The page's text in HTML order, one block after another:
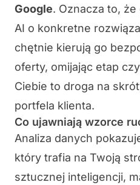
Google. Oznacza to,
AI o konkretne
chętnie kierują go
oferty, omijając etap
Ciebie to droga na
portfela klienta.
Co ujawniają wzorce
Analiza danych
który trafia na Twoją
sztucznej inteligencji,